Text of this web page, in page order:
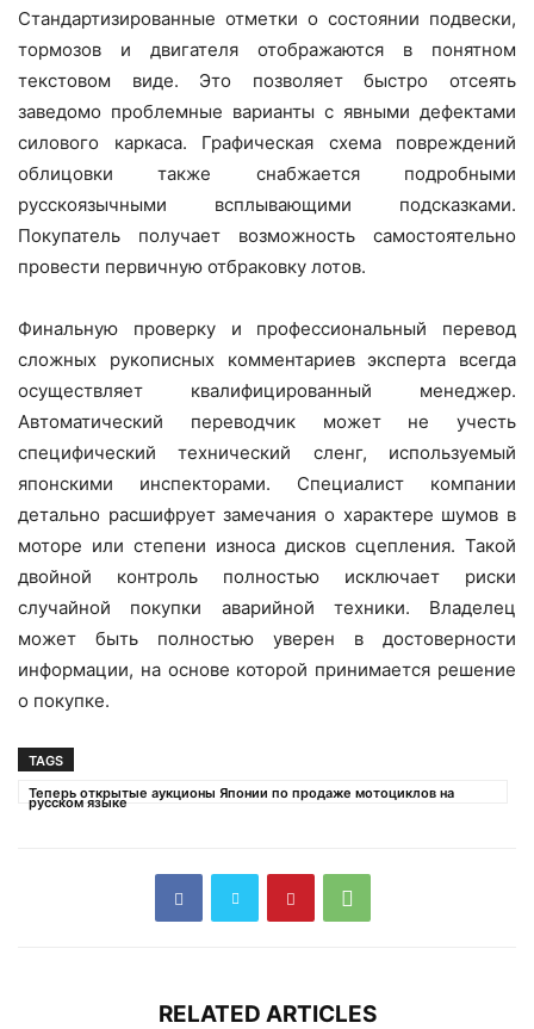
Стандартизированные отметки о состоянии подвески,
тормозов и двигателя отображаются в понятном
текстовом виде. Это позволяет быстро отсеять
заведомо проблемные варианты с явными дефектами
силового каркаса. Графическая схема повреждений
облицовки также снабжается подробными
русскоязычными всплывающими подсказками.
Покупатель получает возможность самостоятельно
провести первичную отбраковку лотов.
Финальную проверку и профессиональный перевод
сложных рукописных комментариев эксперта всегда
осуществляет квалифицированный менеджер.
Автоматический переводчик может не учесть
специфический технический сленг, используемый
японскими инспекторами. Специалист компании
детально расшифрует замечания о характере шумов в
моторе или степени износа дисков сцепления. Такой
двойной контроль полностью исключает риски
случайной покупки аварийной техники. Владелец
может быть полностью уверен в достоверности
информации, на основе которой принимается решение
о покупке.
TAGS
Теперь открытые аукционы Японии по продаже мотоциклов на
русском языке
RELATED ARTICLES